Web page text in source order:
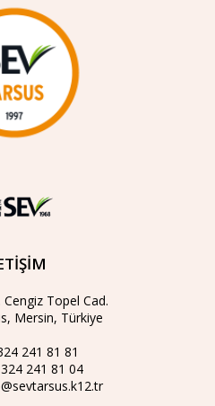
Topel Cad.
Mersin, Türkiye
241 81 81
241 81 04